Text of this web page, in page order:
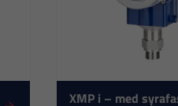
XMP i – med